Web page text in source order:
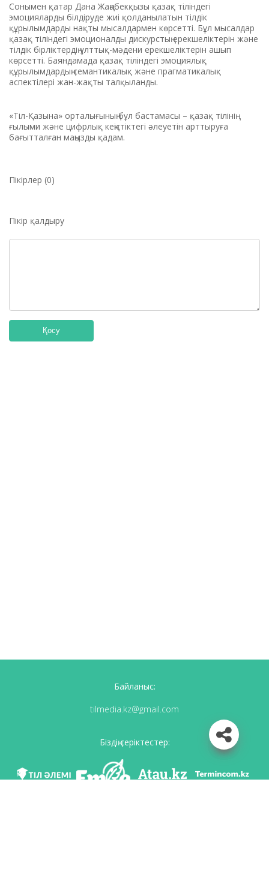
Сонымен қатар Дана Жаңабекқызы қазақ тіліндегі
эмоцияларды білдіруде жиі қолданылатын тілдік
құрылымдарды нақты мысалдармен көрсетті. Бұл мысалдар
қазақ тіліндегі эмоционалды дискурстың ерекшеліктерін және
тілдік бірліктердің ұлттық-мәдени ерекшеліктерін ашып
көрсетті. Баяндамада қазақ тіліндегі эмоциялық
құрылымдардың семантикалық және прагматикалық
аспектілері жан-жақты талқыланды.
«Тіл-Қазына» орталығының бұл бастамасы – қазақ тілінің
ғылыми және цифрлық кеңістіктегі әлеуетін арттыруға
бағытталған маңызды қадам.
Пікірлер (0)
Пікір қалдыру
Қосу
Байланыс:
tilmedia.kz@gmail.com
Біздің серіктестер: